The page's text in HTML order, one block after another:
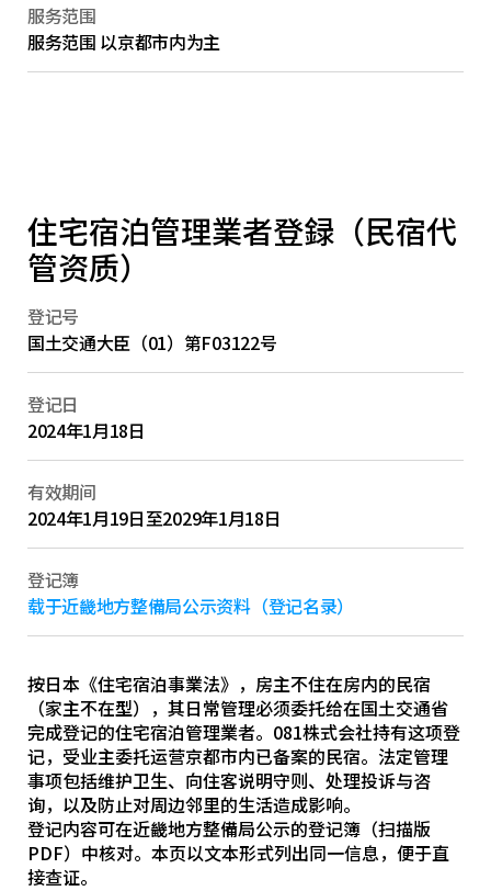
服务范围
服务范围 以京都市内为主
住宅宿泊管理業者登録（民宿代
管资质）
登记号
国土交通大臣（01）第F03122号
登记日
2024年1月18日
有效期间
2024年1月19日至2029年1月18日
登记簿
载于近畿地方整備局公示资料（登记名录）
按日本《住宅宿泊事業法》，房主不住在房内的民宿
（家主不在型），其日常管理必须委托给在国土交通省
完成登记的住宅宿泊管理業者。081株式会社持有这项登
记，受业主委托运营京都市内已备案的民宿。法定管理
事项包括维护卫生、向住客说明守则、处理投诉与咨
询，以及防止对周边邻里的生活造成影响。
登记内容可在近畿地方整備局公示的登记簿（扫描版
PDF）中核对。本页以文本形式列出同一信息，便于直
接查证。